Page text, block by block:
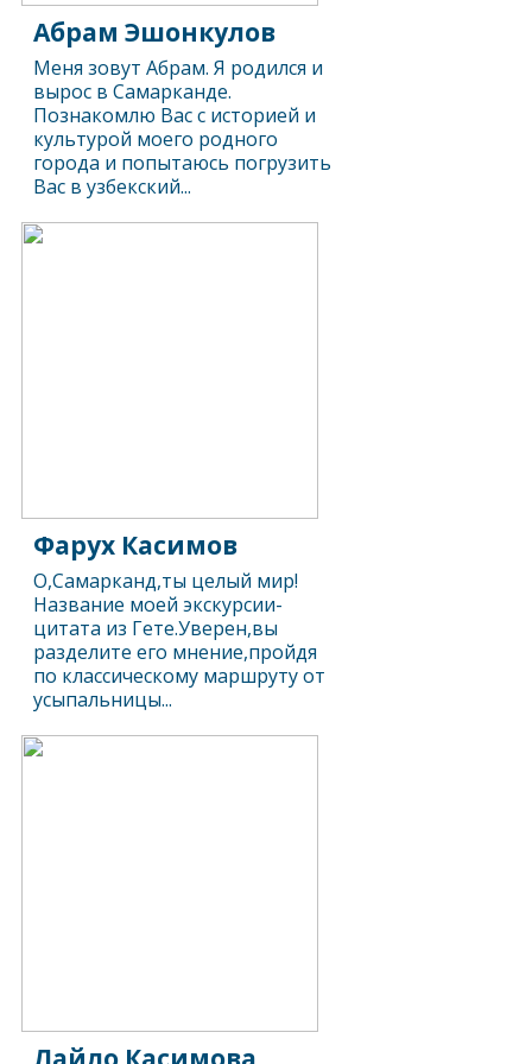
Абрам Эшонкулов
Меня зовут Абрам. Я родился и
вырос в Самарканде.
Познакомлю Вас с историей и
культурой моего родного
города и попытаюсь погрузить
Вас в узбекский...
Фарух Касимов
О,Самарканд,ты целый мир!
Название моей экскурсии-
цитата из Гете.Уверен,вы
разделите его мнение,пройдя
по классическому маршруту от
усыпальницы...